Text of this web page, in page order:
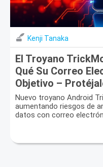
Kenji Tanaka
El Troyano
Qué Su Correo
Objetivo –
Entrada
Nuevo troyano Android
aumentando riesgos de
datos con correo